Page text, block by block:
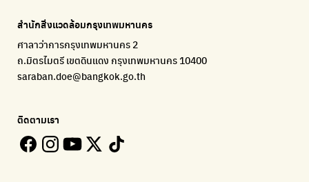
แพลตฟอร์มเพื่อสิ่งแวดล้อม
ติดตามความคืบหน้านโยบายกรุงเทพมหานคร
Kong Green Green
แพลตฟอร์มการจัดการพลาสติกชีวภาพหลังการกินดื่ม
รับซื้อขยะถึงบ้าน
ECOLIFE
35 Hours Bangkok Nature Play
โครงการ 35 ชั่วโมงการเรียนรู้ธรรมชาติผ่านการเล่น
สำนักสิ่งแวดล้อมกรุงเทพมหานคร
ศาลาว่าการกรุงเทพมหานคร 2
ถ.มิตรไมตรี เขตดินแดง กรุงเทพมหานคร 10400
saraban.doe@bangkok.go.th
ติดตามเรา